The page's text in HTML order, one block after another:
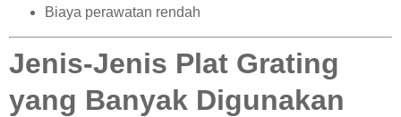
Biaya perawatan rendah
Jenis-Jenis Plat Grating
yang Banyak Digunakan